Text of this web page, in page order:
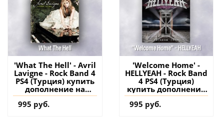
'What The Hell' - Avril
Lavigne - Rock Band 4
PS4 (Турция) купить
дополнение на
аккаунт
995 руб.
'Welcome Home' -
HELLYEAH - Rock Band
4 PS4 (Турция)
купить дополнение
на аккаунт
995 руб.